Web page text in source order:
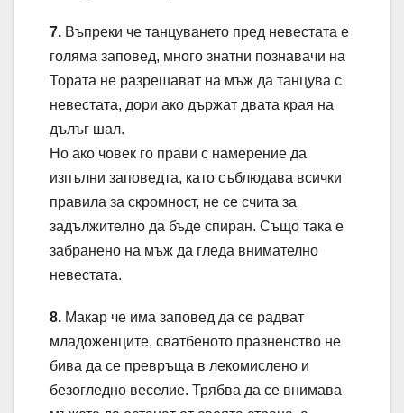
7. Въпреки че танцуването пред невестата е
голяма заповед, много знатни познавачи на
Тората не разрешават на мъж да танцува с
невестата, дори ако държат двата края на
дълъг шал.
Но ако човек го прави с намерение да
изпълни заповедта, като съблюдава всички
правила за скромност, не се счита за
задължително да бъде спиран. Също така е
забранено на мъж да гледа внимателно
невестата.
8. Макар че има заповед да се радват
младоженците, сватбеното празненство не
бива да се превръща в лекомислено и
безогледно веселие. Трябва да се внимава